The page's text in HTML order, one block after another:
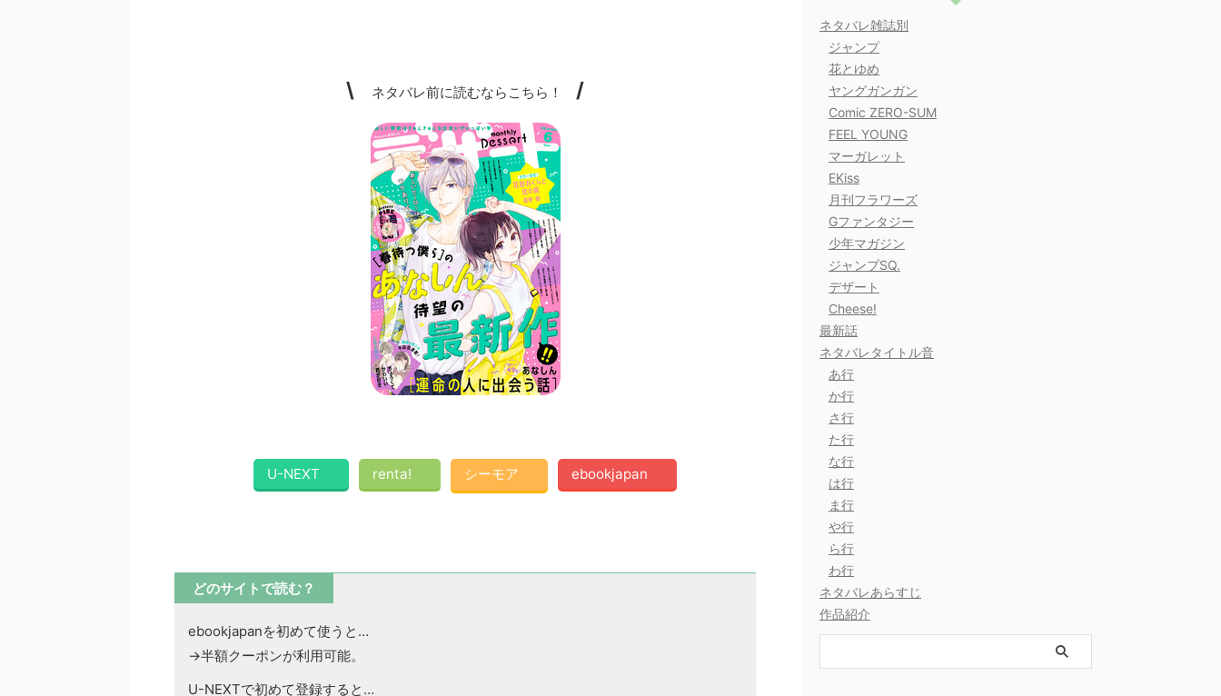
\ ネタバレ前に読むならこちら！ /
U-NEXT renta! シーモア ebookjapan
どのサイトで読む？
ebookjapanを初めて使うと…
→半額クーポンが利用可能。
U-NEXTで初めて登録すると…
ネタバレ雑誌別
ジャンプ
花とゆめ
ヤングガンガン
Comic ZERO-SUM
FEEL YOUNG
マーガレット
EKiss
月刊フラワーズ
Gファンタジー
少年マガジン
ジャンプSQ.
デザート
Cheese!
最新話
ネタバレタイトル音
あ行
か行
さ行
た行
な行
は行
ま行
や行
ら行
わ行
ネタバレあらすじ
作品紹介